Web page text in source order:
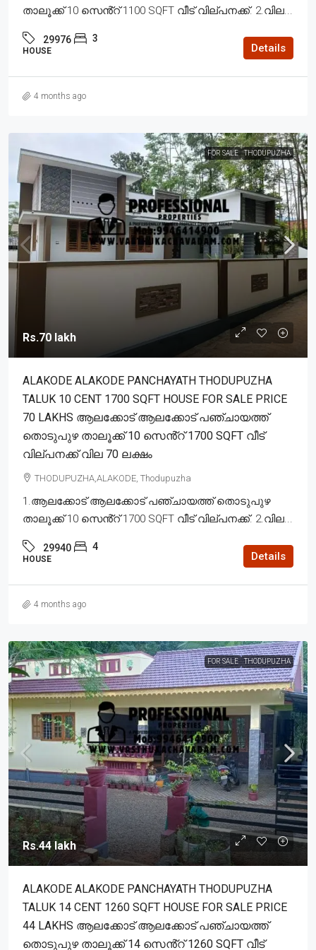
താലൂക്ക് 10 സെൻ്റ് 1100 SQFT വീട് വില്പനക്ക്. 2.വില...
29976 3
HOUSE Details
4 months ago
FOR SALE THODUPUZHA
Rs.70 lakh
ALAKODE ALAKODE PANCHAYATH THODUPUZHA
TALUK 10 CENT 1700 SQFT HOUSE FOR SALE PRICE
70 LAKHS ആലക്കോട് ആലക്കോട് പഞ്ചായത്ത്
തൊടുപുഴ താലൂക്ക് 10 സെൻ്റ് 1700 SQFT വീട്
വില്പനക്ക് വില 70 ലക്ഷം
THODUPUZHA,ALAKODE, Thodupuzha
1.ആലക്കോട് ആലക്കോട് പഞ്ചായത്ത് തൊടുപുഴ
താലൂക്ക് 10 സെൻ്റ് 1700 SQFT വീട് വില്പനക്ക്. 2.വില...
29940 4
HOUSE Details
4 months ago
FOR SALE THODUPUZHA
Rs.44 lakh
ALAKODE ALAKODE PANCHAYATH THODUPUZHA
TALUK 14 CENT 1260 SQFT HOUSE FOR SALE PRICE
44 LAKHS ആലക്കോട് ആലക്കോട് പഞ്ചായത്ത്
തൊടുപുഴ താലൂക്ക് 14 സെൻ്റ് 1260 SQFT വീട്